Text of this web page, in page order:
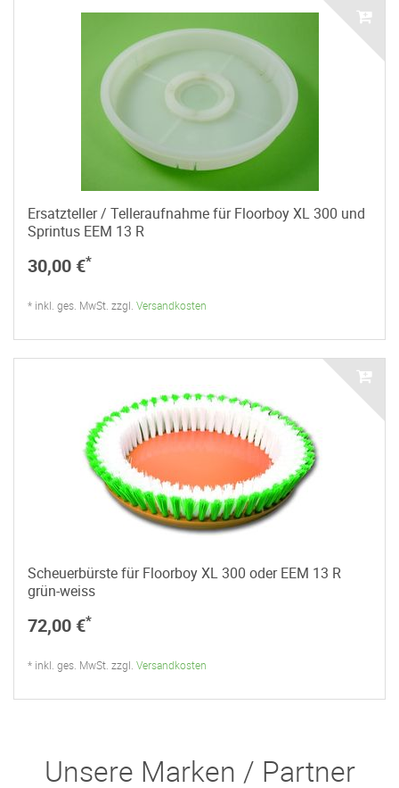
Ersatzteller / Telleraufnahme für Floorboy XL 300 und
Sprintus EEM 13 R
30,00 €*
* inkl. ges. MwSt. zzgl. Versandkosten
Scheuerbürste für Floorboy XL 300 oder EEM 13 R
grün-weiss
72,00 €*
* inkl. ges. MwSt. zzgl. Versandkosten
Unsere Marken / Partner